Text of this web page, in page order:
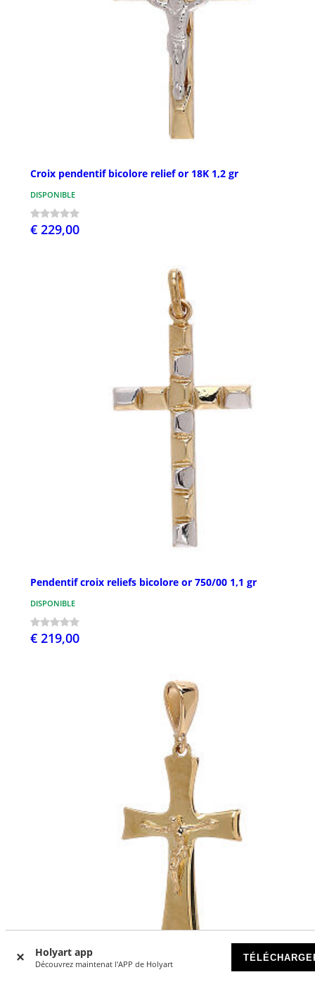
Holyart app
Découvrez maintenat l'APP de Holyart
Croix pendentif bicolore relief or 18K 1,2 gr
DISPONIBLE
€ 229,00
Pendentif croix reliefs bicolore or 750/00 1,1 gr
DISPONIBLE
€ 219,00